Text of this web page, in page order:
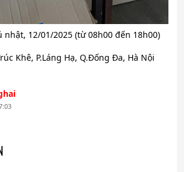
nhật, 12/01/2025 (từ 08h00 đến 18h00)
Khê, P.Láng Hạ, Q.Đống Đa, Hà Nội